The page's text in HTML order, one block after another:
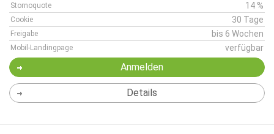
Stornoquote 14 %
Cookie 30 Tage
Freigabe bis 6 Wochen
Mobil-Landingpage verfügbar
Anmelden
Details